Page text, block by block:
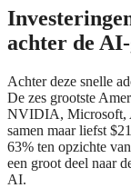
achter de
Achter deze snelle
De zes grootste
NVIDIA, Microsoft,
samen maar liefst
63% ten opzichte
een groot deel naar
AI.